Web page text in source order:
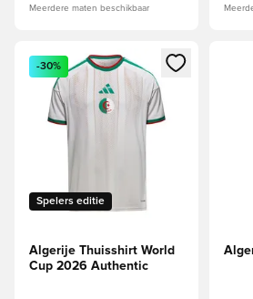
Meerdere maten beschikbaar
Opent een venster om in te loggen
Spelers editie
-30%
Algerije Thuisshirt World
Cup 2026 Authentic